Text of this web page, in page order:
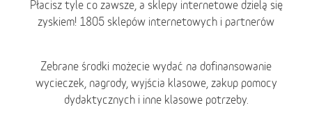
Płacisz tyle co zawsze, a sklepy internetowe dzielą się
zyskiem! 1805 sklepów internetowych i partnerów
Zebrane środki możecie wydać na dofinansowanie
wycieczek, nagrody, wyjścia klasowe, zakup pomocy
dydaktycznych i inne klasowe potrzeby.